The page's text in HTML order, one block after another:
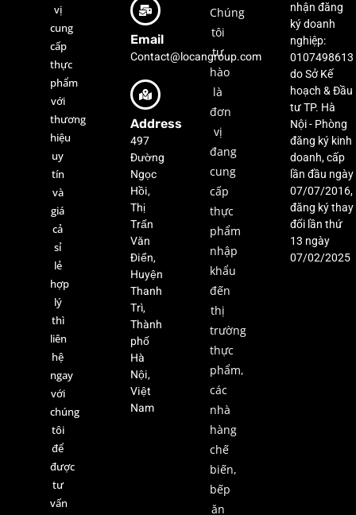
vị
cung
cấp
thực
phẩm
với
thương
hiệu
uy
tín
và
giá
cả
sỉ
lẻ
hợp
lý
thì
liên
hệ
ngay
với
chúng
tôi
để
được
tư
vấn
Email
Contact@locangroup.com
Address
497
Đường
Ngọc
Hồi,
Thị
Trấn
Văn
Điển,
Huyện
Thanh
Trì,
Thành
phố
Hà
Nội,
Việt
Nam
Chúng
tôi
tự
hào
là
đơn
vị
đang
cung
cấp
thực
phẩm
nhập
khẩu
đến
thị
trường
thực
phẩm,
các
nhà
hàng
chế
biến,
bếp
ăn
nhận đăng
ký doanh
nghiệp:
0107498613
do Sở Kế
hoạch & Đầu
tư TP. Hà
Nội - Phòng
đăng ký kinh
doanh, cấp
lần đầu ngày
07/07/2016,
đăng ký thay
đổi lần thứ
13 ngày
07/02/2025